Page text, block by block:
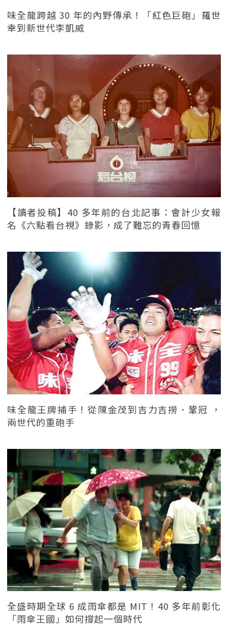
味全龍跨越 30 年的內野傳承！「紅色巨砲」羅世
幸到新世代李凱威
【讀者投稿】40 多年前的台北記事：會計少女報
名《六點看台視》錄影，成了難忘的青春回憶
味全龍王牌捕手！從陳金茂到吉力吉撈．鞏冠 ，
兩世代的重砲手
全盛時期全球 6 成雨傘都是 MIT！40 多年前彰化
「雨傘王國」如何撐起一個時代